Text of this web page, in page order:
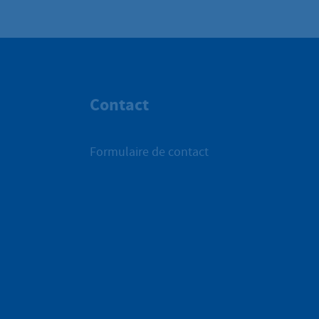
Contact
Formulaire de contact